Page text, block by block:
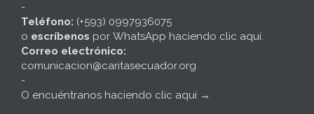
-
Teléfono: (+593) 0997936075
o escríbenos por WhatsApp haciendo clic aquí.
Correo electrónico:
comunicacion@caritasecuador.org
-
O encuéntranos haciendo clic aquí →